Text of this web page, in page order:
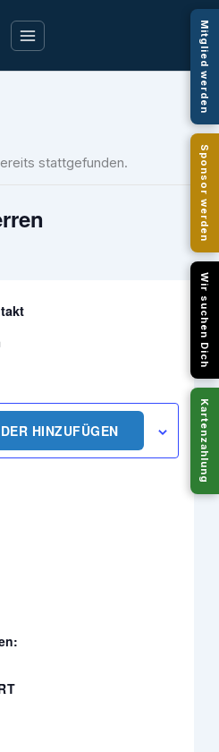
stattgefunden.
HINZUFÜGEN
Mitglied werden
Sponsor werden
Wir suchen Dich
Kartenzahlung